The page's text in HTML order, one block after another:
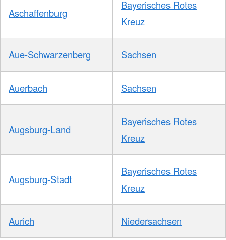
Aschaffenburg
Bayerisches Rotes
Kreuz
Aue-Schwarzenberg Sachsen
Auerbach Sachsen
Augsburg-Land
Bayerisches Rotes
Kreuz
Augsburg-Stadt
Bayerisches Rotes
Kreuz
Aurich Niedersachsen